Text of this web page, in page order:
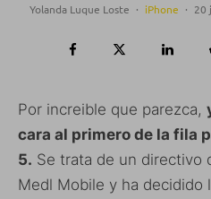
Yolanda Luque Loste · iPhone · 20
Por increible que parezca,
cara al primero de la fila
5. Se trata de un directivo
Medl Mobile y ha decidido